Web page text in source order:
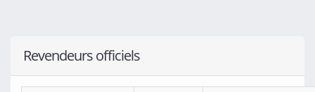
Revendeurs officiels